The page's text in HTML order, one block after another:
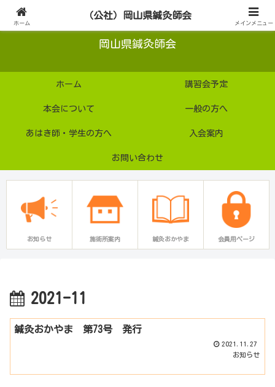
公益社団法人
岡山県鍼灸師会
ホーム 講習会予定
本会について 一般の方へ
あはき師・学生の方へ 入会案内
お問い合わせ
お知らせ 施術所案内 鍼灸おかやま 会員用ページ
2021-11
鍼灸おかやま 第73号 発行
2021.11.27
お知らせ
ホーム
（公社）岡山県鍼灸師会
メインメニュー